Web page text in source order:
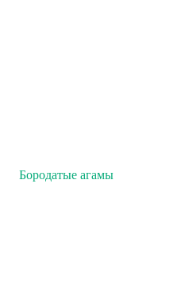
Бородатые агамы